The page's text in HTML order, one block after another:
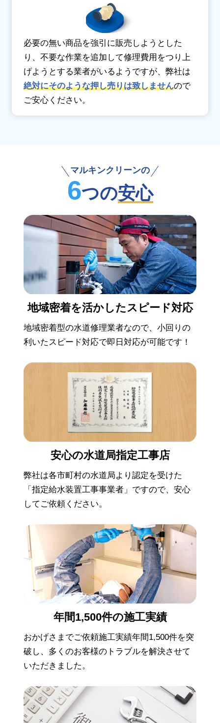
必要の無い商品を強引に販売しようとした
り、不要な作業を追加して修理費用をつり上
げようとする業者がいるようですが、弊社は
絶対にそのような押し売りは致しませんので
ご安心ください。
マルキンクリーンの
6つの安心
地域密着を活かしたスピード対応
地域密着型の水道修理業者なので、小回りの
利いたスピード対応で即日対応が可能です！
安心の水道局指定工事店
弊社は各市町村の水道局より認定を受けた
「指定給水装置工事事業者」ですので、安心
してご依頼ください。
年間1,500件の施工実績
おかげさまでご依頼施工実績年間1,500件を突
破し、多くのお客様のトラブルを解決させて
いただきました。